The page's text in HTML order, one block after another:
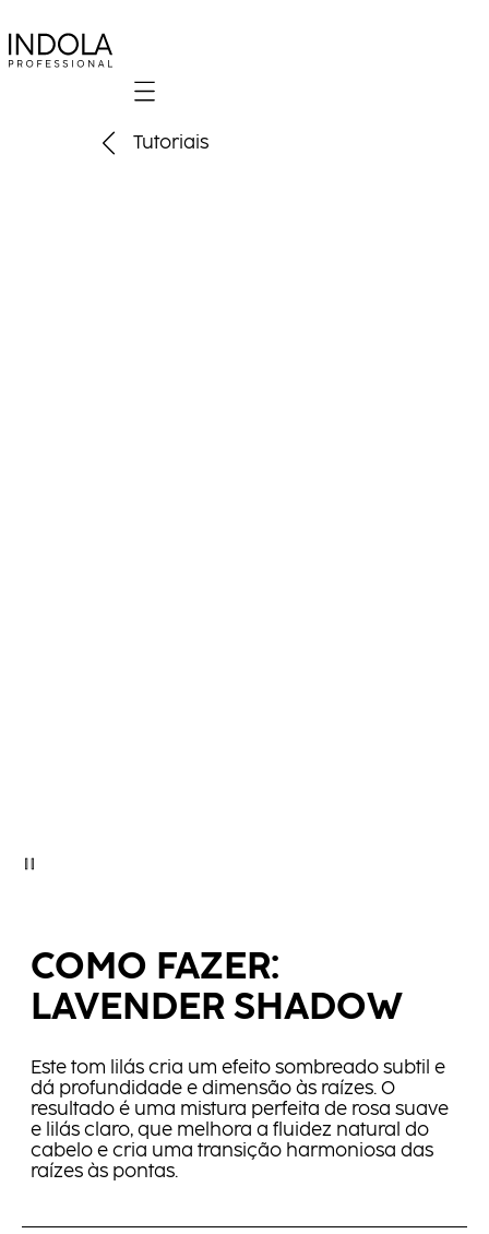
Mobile navigation
Tutoriais
COMO FAZER:
LAVENDER SHADOW
Este tom lilás cria um efeito sombreado subtil e
dá profundidade e dimensão às raízes. O
resultado é uma mistura perfeita de rosa suave
e lilás claro, que melhora a fluidez natural do
cabelo e cria uma transição harmoniosa das
raízes às pontas.